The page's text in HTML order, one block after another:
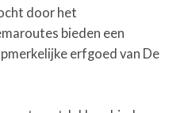
door het
bieden een
erfgoed van De